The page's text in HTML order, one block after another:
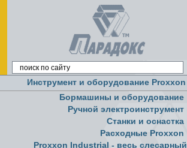
Инструмент и оборудование Proxxon
Бормашины и оборудование
Ручной электроинструмент
Cтанки и оснастка
Расходные Proxxon
Proxxon Industrial - весь слесарный